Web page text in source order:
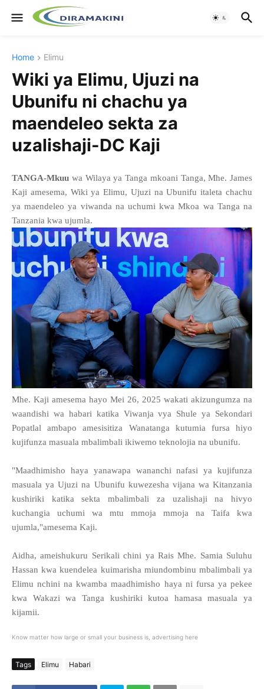
Home Elimu
Wiki ya Elimu, Ujuzi na
Ubunifu ni chachu ya
maendeleo sekta za
uzalishaji-DC Kaji
TANGA-Mkuu wa Wilaya ya Tanga mkoani Tanga, Mhe. James
Kaji amesema, Wiki ya Elimu, Ujuzi na Ubunifu italeta chachu
ya maendeleo ya viwanda na uchumi kwa Mkoa wa Tanga na
Tanzania kwa ujumla.
Mhe. Kaji amesema hayo Mei 26, 2025 wakati akizungumza na
waandishi wa habari katika Viwanja vya Shule ya Sekondari
Popatlal ambapo amesisitiza Wanatanga kutumia fursa hiyo
kujifunza masuala mbalimbali ikiwemo teknolojia na ubunifu.
"Maadhimisho haya yanawapa wananchi nafasi ya kujifunza
masuala ya Ujuzi na Ubunifu kuwezesha vijana wa Kitanzania
kushiriki katika sekta mbalimbali za uzalishaji na hivyo
kuchangia uchumi wa mtu mmoja mmoja na Taifa kwa
ujumla,"amesema Kaji.
Aidha, ameishukuru Serikali chini ya Rais Mhe. Samia Suluhu
Hassan kwa kuendelea kuimarisha miundombinu mbalimbali ya
Elimu nchini na kwamba maadhimisho haya ni fursa ya pekee
kwa Wakazi wa Tanga kushiriki kutoa hamasa masuala ya
kijamii.
Know matter how large or small your business is, advertising here
Tags Elimu Habari